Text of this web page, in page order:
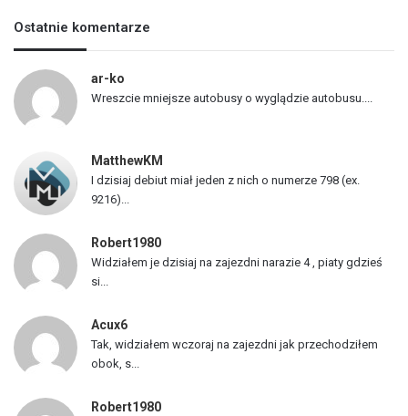
t
a
o
j
w
Ostatnie komentarze
ar-ko
Wreszcie mniejsze autobusy o wyglądzie autobusu....
MatthewKM
I dzisiaj debiut miał jeden z nich o numerze 798 (ex.
9216)...
Robert1980
Widziałem je dzisiaj na zajezdni narazie 4 , piaty gdzieś
si...
Acux6
Tak, widziałem wczoraj na zajezdni jak przechodziłem
obok, s...
Robert1980